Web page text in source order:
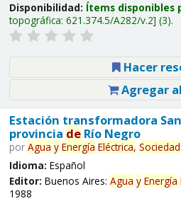
Disponibilidad: Ítems disponibles
topográfica: 621.374.5/A282/v.2 (3).
Hacer
Agregar
Estación transformadora
provincia deRío Negro
por Agua y Energía Eléctrica, Sociedad
Idioma: Español
Editor: Buenos Aires: Agua y Energía
1988